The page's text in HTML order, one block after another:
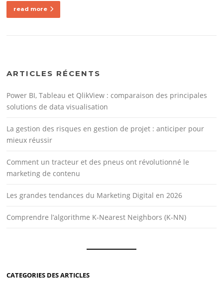
read more
ARTICLES RÉCENTS
Power BI, Tableau et QlikView : comparaison des principales
solutions de data visualisation
La gestion des risques en gestion de projet : anticiper pour
mieux réussir
Comment un tracteur et des pneus ont révolutionné le
marketing de contenu
Les grandes tendances du Marketing Digital en 2026
Comprendre l’algorithme K-Nearest Neighbors (K-NN)
CATEGORIES DES ARTICLES